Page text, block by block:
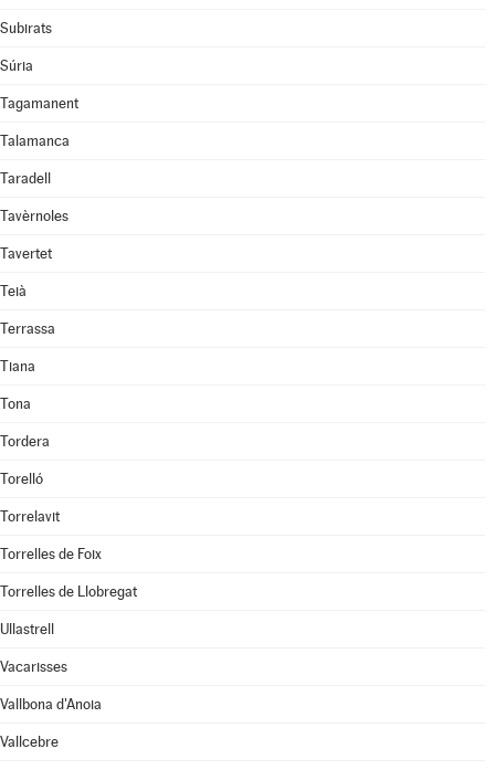
Subirats
Súria
Tagamanent
Talamanca
Taradell
Tavèrnoles
Tavertet
Teià
Terrassa
Tiana
Tona
Tordera
Torelló
Torrelavit
Torrelles de Foix
Torrelles de Llobregat
Ullastrell
Vacarisses
Vallbona d'Anoia
Vallcebre